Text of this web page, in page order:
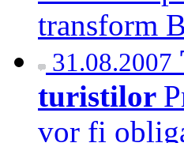
transform
31.08.2007
turistilor
vor fi